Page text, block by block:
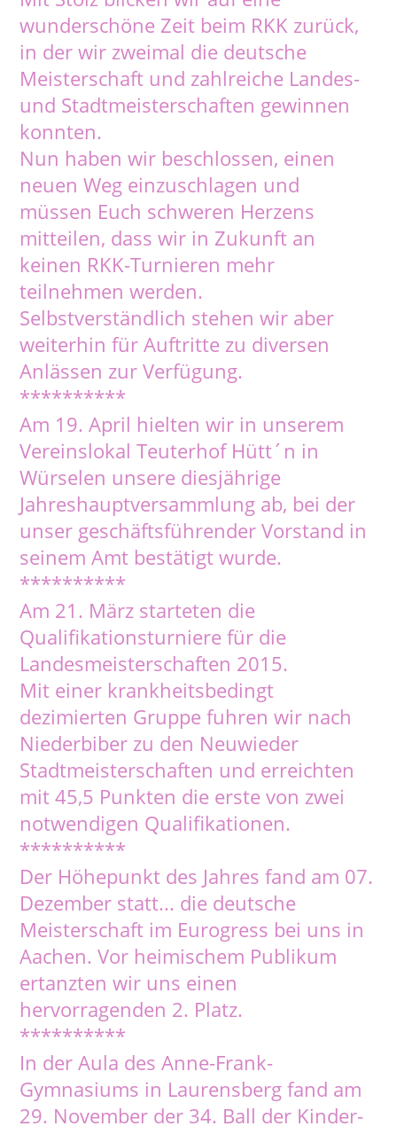
wunderschöne Zeit beim RKK zurück,
in der wir zweimal die deutsche
Meisterschaft und zahlreiche Landes-
und Stadtmeisterschaften gewinnen
konnten.
Nun haben wir beschlossen, einen
neuen Weg einzuschlagen und
müssen Euch schweren Herzens
mitteilen, dass wir in Zukunft an
keinen RKK-Turnieren mehr
teilnehmen werden.
Selbstverständlich stehen wir aber
weiterhin für Auftritte zu diversen
Anlässen zur Verfügung.
**********
Am 19. April hielten wir in unserem
Vereinslokal Teuterhof Hütt´n in
Würselen unsere diesjährige
Jahreshauptversammlung ab, bei der
unser geschäftsführender Vorstand in
seinem Amt bestätigt wurde.
**********
Am 21. März starteten die
Qualifikationsturniere für die
Landesmeisterschaften 2015.
Mit einer krankheitsbedingt
dezimierten Gruppe fuhren wir nach
Niederbiber zu den Neuwieder
Stadtmeisterschaften und erreichten
mit 45,5 Punkten die erste von zwei
notwendigen Qualifikationen.
**********
Der Höhepunkt des Jahres fand am 07.
Dezember statt... die deutsche
Meisterschaft im Eurogress bei uns in
Aachen. Vor heimischem Publikum
ertanzten wir uns einen
hervorragenden 2. Platz.
**********
In der Aula des Anne-Frank-
Gymnasiums in Laurensberg fand am
29. November der 34. Ball der Kinder-